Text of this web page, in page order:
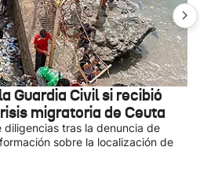
Guardia Civil si recibió
migratoria de Ceuta
diligencias tras la denuncia de
sobre la localización de